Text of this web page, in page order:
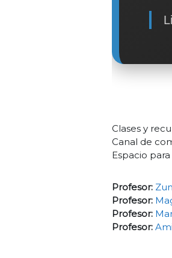
Clases y
Canal de
Espacio
Profesor:
Profesor:
Profesor:
Profesor: